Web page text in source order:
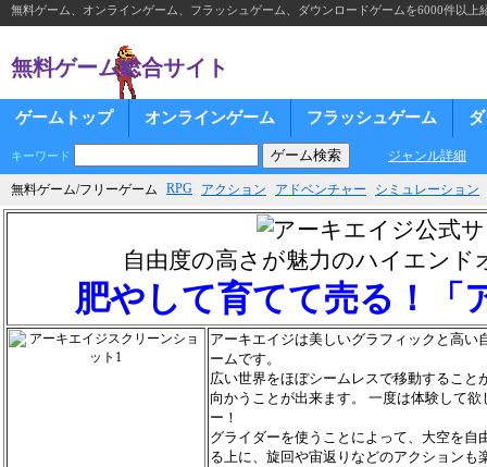
無料ゲーム、オンラインゲーム、フラッシュゲーム、ダウンロードゲームを6000件以上
無料ゲーム総合サイト
ゲームトップ オンラインゲーム フラッシュゲーム
キーワード ジャンル詳細
無料ゲーム/フリーゲーム RPG アクション アドベンチャー シミュレーション
自由度の高さが魅力のハイエンド
肥やして育てて売る！「
アーキエイジは美しいグラフィックと高い
ームです。
広い世界をほぼシームレスで移動すること
向かうことが出来ます。 一度は体験して
ー！
グライダーを使うことによって、大空を自
る上に、旋回や宙返りなどのアクションも